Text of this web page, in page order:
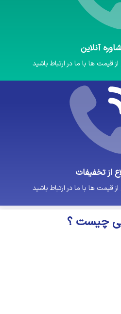
آنلاین
ها با ما در ارتباط باشید
از تخفیفات
ها با ما در ارتباط باشید
چیست ؟